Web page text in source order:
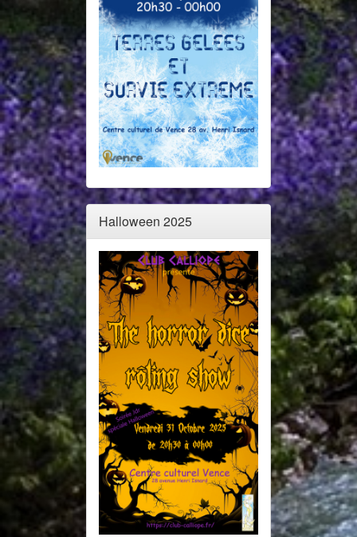
Halloween 2025